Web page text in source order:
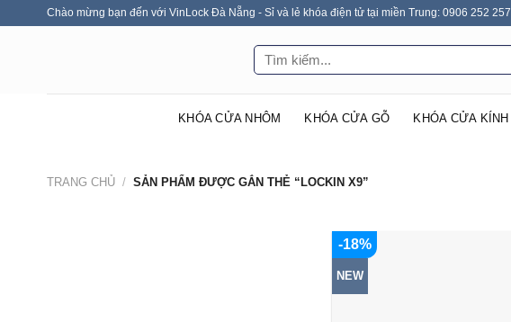
Chào mừng bạn đến với VinLock Đà Nẵng - Sỉ và lẻ khóa điện tử tại miền Trung: 0906 252 257
Tìm
kiếm:
KHÓA CỬA NHÔM KHÓA CỬA GỖ KHÓA CỬA KÍNH
TRANG CHỦ / SẢN PHẨM ĐƯỢC GẮN THẺ “LOCKIN X9”
-18%
NEW